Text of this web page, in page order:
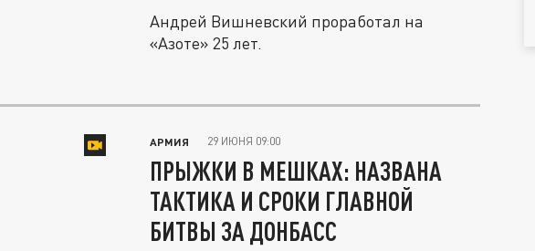
Андрей Вишневский проработал на
«Азоте» 25 лет.
АРМИЯ 29 ИЮНЯ 09:00
ПРЫЖКИ В МЕШКАХ: НАЗВАНА
ТАКТИКА И СРОКИ ГЛАВНОЙ
БИТВЫ ЗА ДОНБАСС